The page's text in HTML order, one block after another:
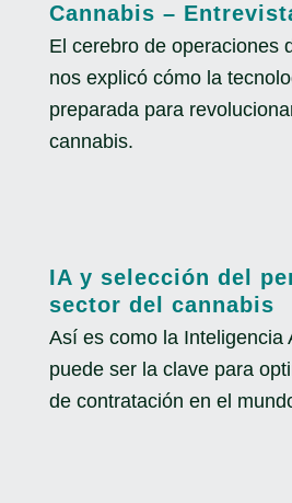
Cannabis –
El cerebro de operaciones
nos explicó cómo la
preparada para
cannabis.
IA y selección del
sector del cannabis
Así es como la Inteligencia
puede ser la clave para
de contratación en el